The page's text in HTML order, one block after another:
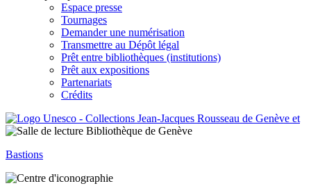
Espace presse
Tournages
Demander une numérisation
Transmettre au Dépôt légal
Prêt entre bibliothèques (institutions)
Prêt aux expositions
Partenariats
Crédits
Bastions